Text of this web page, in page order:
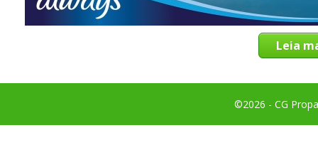
Leia
©2026 - CG